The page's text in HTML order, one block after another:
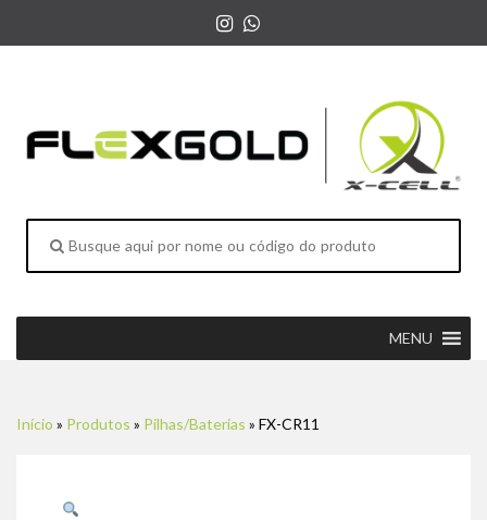
MENU
Início » Produtos » Pilhas/Baterias » FX-CR11